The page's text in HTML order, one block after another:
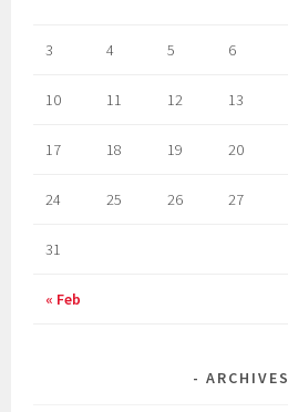
« Feb
3 4 5 6
10 11 12 13
17 18 19 20
24 25 26 27
31
ARCHIVES